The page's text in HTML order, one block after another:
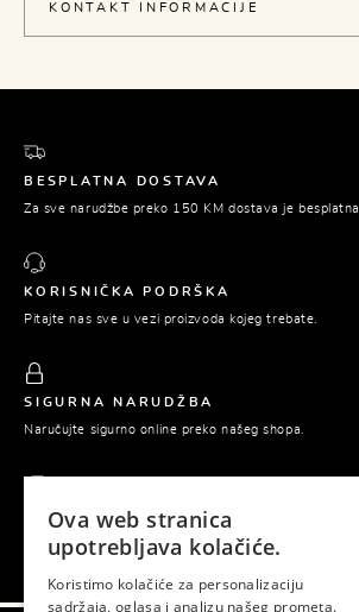
KONTAKT INFORMACIJE
BESPLATNA DOSTAVA
Za sve narudžbe preko 150 KM dostava je besplatna.
KORISNIČKA PODRŠKA
Pitajte nas sve u vezi proizvoda kojeg trebate.
SIGURNA NARUDŽBA
Naručujte sigurno online preko našeg shopa.
PLAĆANJE POUZEĆEM
Platite tek prilikom preuzimanja naručene robe.
Ova web stranica
upotrebljava kolačiće.
Koristimo kolačiće za personalizaciju
sadržaja, oglasa i analizu našeg prometa.